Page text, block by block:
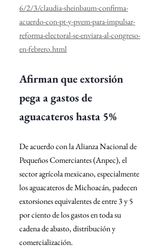
6/2/3/claudia-sheinbaum-confirma-
acuerdo-con-pt-y-pvem-para-impulsar-
reforma-electoral-se-enviara-al-congreso-
en-febrero.html
Afirman que extorsión
pega a gastos de
aguacateros hasta 5%
De acuerdo con la Alianza Nacional de
Pequeños Comerciantes (Anpec), el
sector agrícola mexicano, especialmente
los aguacateros de Michoacán, padecen
extorsiones equivalentes de entre 3 y 5
por ciento de los gastos en toda su
cadena de abasto, distribución y
comercialización.